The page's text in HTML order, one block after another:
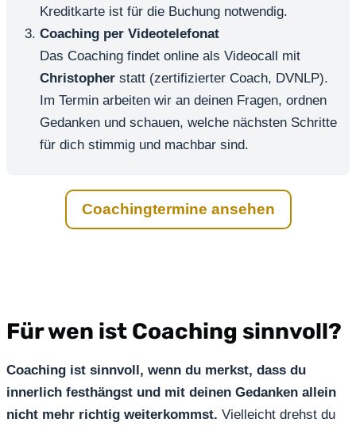
Kreditkarte ist für die Buchung notwendig.
Coaching per Videotelefonat
Das Coaching findet online als Videocall mit
Christopher statt (zertifizierter Coach, DVNLP).
Im Termin arbeiten wir an deinen Fragen, ordnen
Gedanken und schauen, welche nächsten Schritte
für dich stimmig und machbar sind.
Coachingtermine ansehen
Für wen ist Coaching sinnvoll?
Coaching ist sinnvoll, wenn du merkst, dass du
innerlich festhängst und mit deinen Gedanken allein
nicht mehr richtig weiterkommst. Vielleicht drehst du